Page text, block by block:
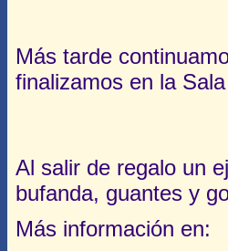
Más tarde
finalizamos en la
Al salir de regalo un
bufanda, guantes y
Más información en: